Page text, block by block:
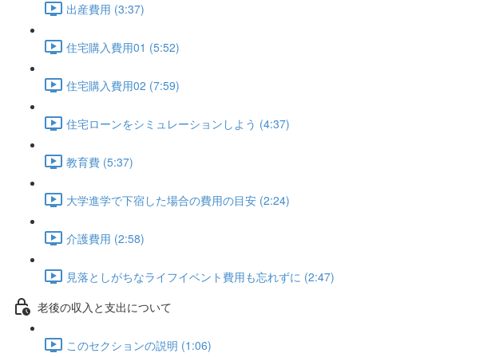
出産費用 (3:37)
住宅購入費用01 (5:52)
住宅購入費用02 (7:59)
住宅ローンをシミュレーションしよう (4:37)
教育費 (5:37)
大学進学で下宿した場合の費用の目安 (2:24)
介護費用 (2:58)
見落としがちなライフイベント費用も忘れずに (2:47)
老後の収入と支出について
このセクションの説明 (1:06)